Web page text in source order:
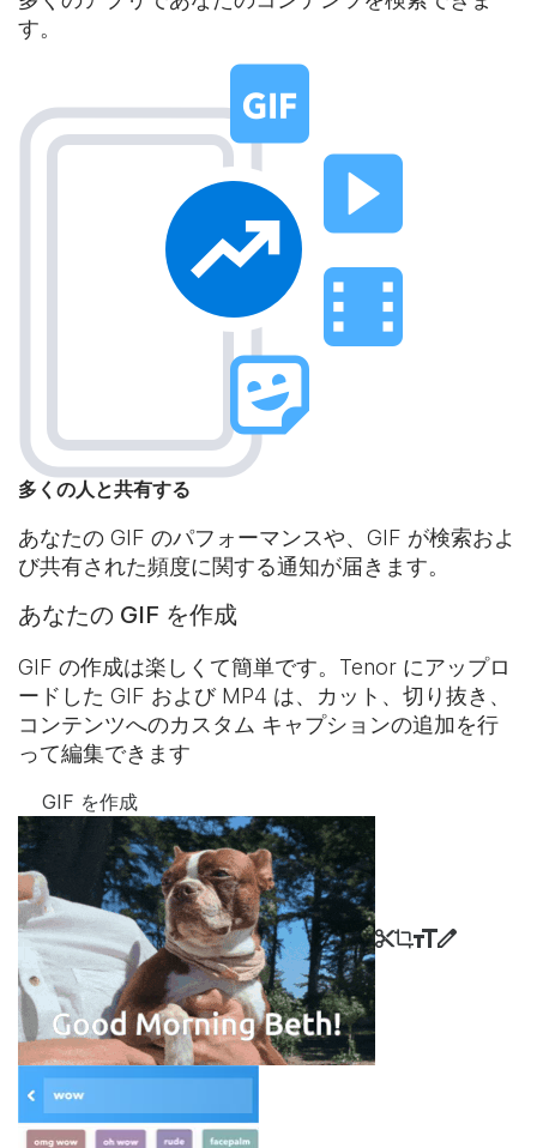
す。
多くの人と共有する
あなたの GIF のパフォーマンスや、GIF が検索およ
び共有された頻度に関する通知が届きます。
あなたの GIF を作成
GIF の作成は楽しくて簡単です。Tenor にアップロ
ードした GIF および MP4 は、カット、切り抜き、
コンテンツへのカスタム キャプションの追加を行
って編集できます
GIF を作成